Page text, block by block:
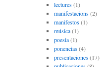
lectures(1)
manifestacions(2)
manifestos(1)
música(1)
poesia(1)
ponencias(4)
presentaciones(17)